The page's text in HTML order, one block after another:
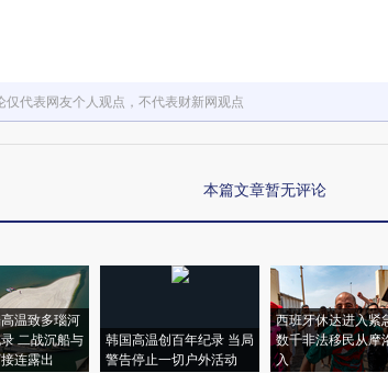
仅代表网友个人观点，不代表财新网观点
本篇文章暂无评论
温致多瑙河
二战沉船与
连露出
韩国高温创百年纪录 当局
警告停止一切户外活动
西班牙休达进入紧
数千非法移民从摩
入